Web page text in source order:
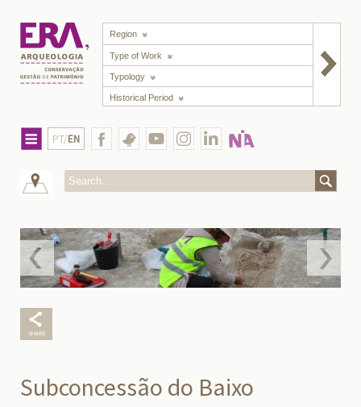
Region
Type of Work
Typology
Historical Period
PT/EN
Subconcessão do Baixo